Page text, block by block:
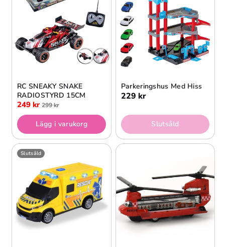
RC SNEAKY SNAKE
RADIOSTYRD 15CM
249 kr 299 kr
Lägg i varukorg
Parkeringshus Med Hiss
229 kr
Slutsåld
Slutsåld